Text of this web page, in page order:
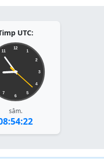
UTC:
12
1
2
3
4
5
6
7
11
sâm.